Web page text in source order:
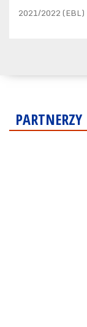
2021/2022 (EBL)
PARTNERZY